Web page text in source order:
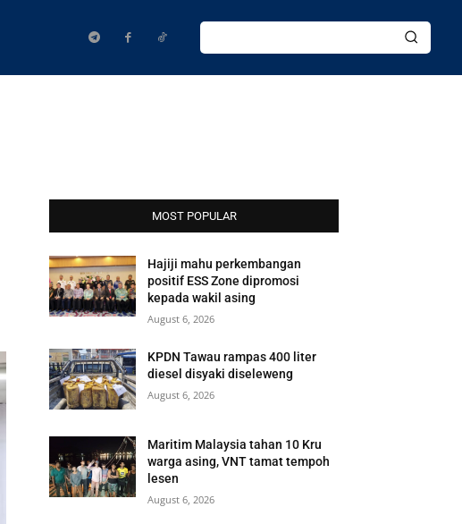
MOST POPULAR
Hajiji mahu perkembangan
positif ESS Zone dipromosi
kepada wakil asing
August 6, 2026
KPDN Tawau rampas 400 liter
diesel disyaki diseleweng
August 6, 2026
Maritim Malaysia tahan 10 Kru
warga asing, VNT tamat tempoh
lesen
August 6, 2026